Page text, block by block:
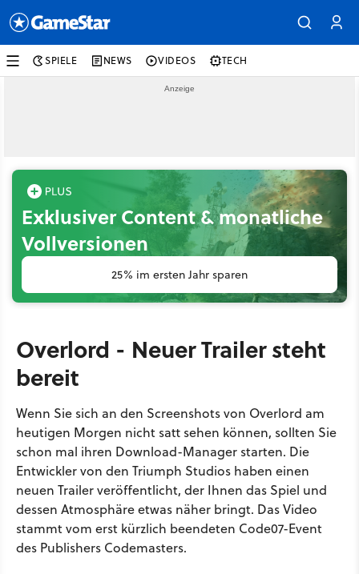
SPIELE NEWS VIDEOS TECH
Exklusiver Content & monatliche
Vollversionen
25% im ersten Jahr sparen
Overlord - Neuer Trailer steht
bereit
Wenn Sie sich an den Screenshots von Overlord am
heutigen Morgen nicht satt sehen können, sollten Sie
schon mal ihren Download-Manager starten. Die
Entwickler von den Triumph Studios haben einen
neuen Trailer veröffentlicht, der Ihnen das Spiel und
dessen Atmosphäre etwas näher bringt. Das Video
stammt vom erst kürzlich beendeten Code07-Event
des Publishers Codemasters.